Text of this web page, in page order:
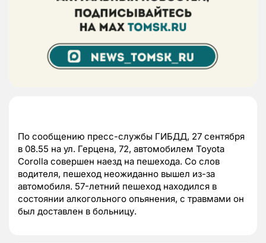
По сообщению пресс-службы ГИБДД, 27 сентября
в 08.55 на ул. Герцена, 72, автомобилем Toyota
Corolla совершен наезд на пешехода. Со слов
водителя, пешеход неожиданно вышел из-за
автомобиля. 57-летний пешеход находился в
состоянии алкогольного опьянения, с травмами он
был доставлен в больницу.